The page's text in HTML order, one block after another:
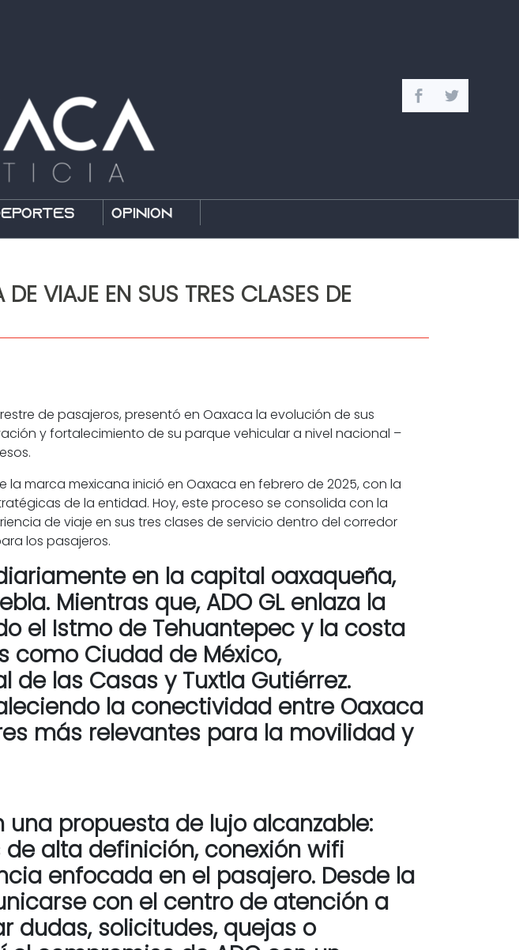
Opinión
VIAJE EN SUS TRES CLASES DE
de pasajeros, presentó en Oaxaca la evolución de sus
y fortalecimiento de su parque vehicular a nivel nacional –
marca mexicana inició en Oaxaca en febrero de 2025, con la
de la entidad. Hoy, este proceso se consolida con la
de viaje en sus tres clases de servicio dentro del corredor
los pasajeros.
en la capital oaxaqueña,
Mientras que, ADO GL enlaza la
el Istmo de Tehuantepec y la costa
como Ciudad de México,
de las Casas y Tuxtla Gutiérrez.
la conectividad entre Oaxaca
más relevantes para la movilidad y
propuesta de lujo alcanzable:
alta definición, conexión wifi
enfocada en el pasajero. Desde la
con el centro de atención a
dudas, solicitudes, quejas o